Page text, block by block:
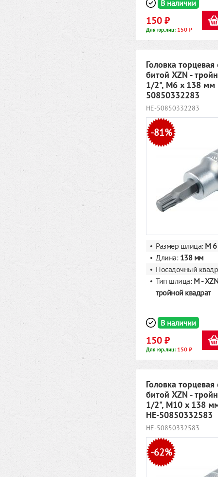
В наличии
150 ₽
Для юр.лиц: 150 ₽
Головка торцевая
битой XZN -
1/2", M6 x 138 мм
50850332283
HE-50850332283
-81%
Размер шлица:M 6
Длина: 138 мм
Посадочный
Тип шлица: M -
тройной квадрат
В наличии
150 ₽
Для юр.лиц: 150 ₽
Головка торцевая
битой XZN -
1/2", M10 x 138
HE-50850332583
HE-50850332583
-62%